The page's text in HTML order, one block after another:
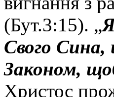
(Бут.3:15). „
Свого Сина,
Законом,
Христос